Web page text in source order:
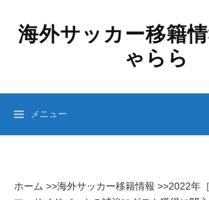
ッ
海外サッカー移籍
ゃらら
メニュー
ホーム >>海外サッカー移籍情報 >>2022年